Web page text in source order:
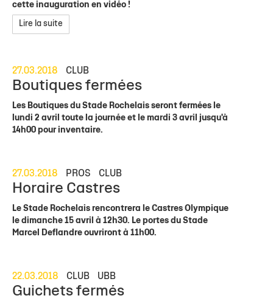
cette inauguration en vidéo !
Lire la suite
27.03.2018 CLUB
Boutiques fermées
Les Boutiques du Stade Rochelais seront fermées le
lundi 2 avril toute la journée et le mardi 3 avril jusqu'à
14h00 pour inventaire.
27.03.2018 PROS CLUB
Horaire Castres
Le Stade Rochelais rencontrera le Castres Olympique
le dimanche 15 avril à 12h30. Le portes du Stade
Marcel Deflandre ouvriront à 11h00.
22.03.2018 CLUB UBB
Guichets fermés